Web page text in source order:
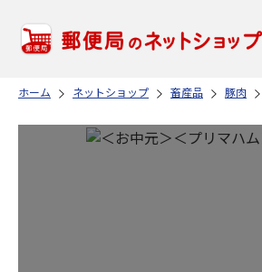
ホーム ネットショップ 畜産品 豚肉